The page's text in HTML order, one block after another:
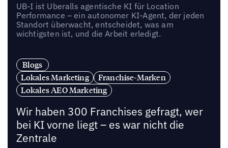
UB-I ist Uberalls agentische KI für Location
Performance – ein autonomer KI-Agent, der jeden
Standort überwacht, entscheidet, was am
wichtigsten ist, und die Arbeit erledigt.
Blogs
Lokales Marketing
Franchise-Marken
Lokales AEO Marketing
Wir haben 300 Franchises gefragt, wer
bei KI vorne liegt – es war nicht die
Zentrale